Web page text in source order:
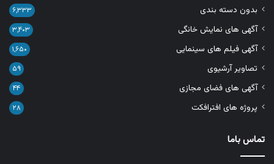
بدون دسته بندی ۶,۳۳۳
آگهی های نمایش خانگی ۳,۴۰۳
آگهی فیلم های سینمایی ۱,۶۵۰
تصاویر آرشیوی ۵۹
آگهی های فضای مجازی ۴۴
پروژه های افترافکت ۲۸
تماس باما